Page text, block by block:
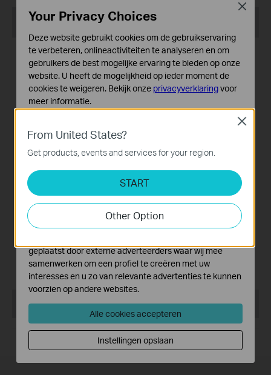
Recommend Products
BE3600 outdoor/indoor
POPULAIR POPULAIR
BE9300 whole home mesh
wifi 7-systeem
POPULAIR
This Article Applies to:
From United States?
Get products, events and services for your region.
START
Other Option
Close
Your Privacy Choices
Deze website gebruikt cookies om de gebruikservaring
te verbeteren, onlineactiviteiten te analyseren en om
gebruikers de best mogelijke ervaring te bieden op onze
website. U heeft de mogelijkheid op ieder moment de
cookies te weigeren. Bekijk onze privacyverklaringvoor
meer informatie.
Deze cookies zijn noodzakelijk voor de werking van de
website en kunnen niet worden uitgeschakeld.
Analyse en Marketing Cookies
Cookies voor analyse geven ons de mogelijkheid uw
activiteiten op onze website te volgen en zo de
functionaliteit van de website aan te passen en te
verbeteren.
geplaatst door externe adverteerders waar wij mee
samenwerken om een profiel te creëren met uw
interesses en u zo van relevante advertenties te kunnen
voorzien op andere websites.
Alle cookies accepteren
Instellingen opslaan
Close